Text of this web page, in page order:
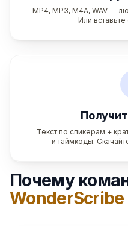
MP4, MP3, M4A, WAV —
Или вставьте
Текст по спикерам +
и таймкоды.
Почему
WonderScribe